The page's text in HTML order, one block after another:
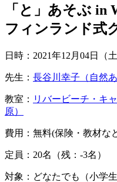
「と」あそぶ
フィンランド式
日時：2021年12月04日（
先生： 長谷川幸子（自然
教室： リバービーチ・キ
原）
費用：無料(保険・教材な
定員：20名（残：-3名）
対象：どなたでも（小学